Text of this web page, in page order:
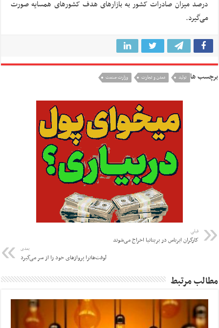
درصد میزان صادرات کشور به بازارهای هدف کشورهای همسایه صورت
می‌گیرد.
برچسب ها تولید معدن و تجارت وزارت صنعت
قبلی
کارگران ایرباس در بریتانیا اخراج می‌شوند
بعدی
لوفت‌هانزا پروازهای خود را از سر می‌گیرد
مطالب مرتبط